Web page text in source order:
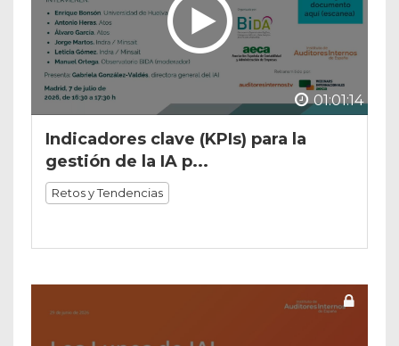
01:01:14
Indicadores clave (KPIs) para la
gestión de la IA p...
Retos y Tendencias